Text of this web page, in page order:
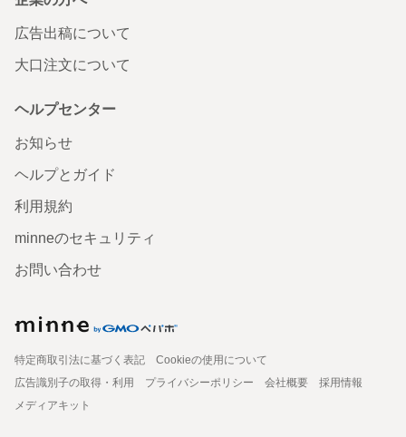
広告出稿について
大口注文について
ヘルプセンター
お知らせ
ヘルプとガイド
利用規約
minneのセキュリティ
お問い合わせ
特定商取引法に基づく表記
Cookieの使用について
広告識別子の取得・利用
プライバシーポリシー 会社概要
採用情報
メディアキット